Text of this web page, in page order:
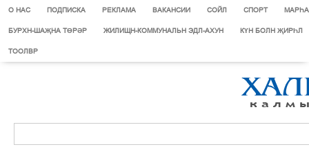
О НАС ПОДПИСКА РЕКЛАМА ВАКАНСИИ СОЙЛ СПОРТ
БУРХН-ШАҖНА ТӨРӘР ЖИЛИЩН-КОММУНАЛЬН ЭДЛ-АХУН КҮН БОЛН ҖИРҺЛ
ТООЛВР